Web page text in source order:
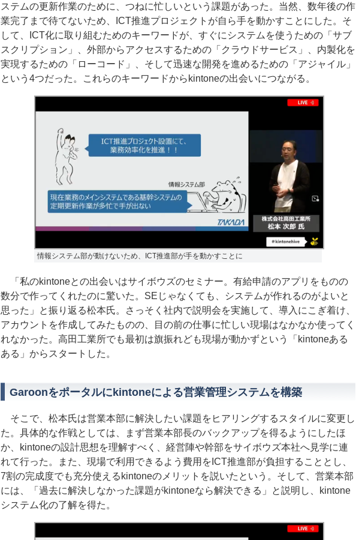
ステムの更新作業のために、つねに忙しいという課題があった。当然、数年後の作
業完了まで待てないため、ICT推進プロジェクトが自ら手を動かすことにした。そ
して、ICT化に取り組むためのキーワードが、すぐにシステムを使うための「サブ
スクリプション」、外部からアクセスするための「クラウドサービス」、内製化を
実現するための「ローコード」、そして迅速な開発を進めるための「アジャイル」
という4つだった。これらのキーワードからkintoneの出会いにつながる。
情報システム部が動けないため、ICT推進部が手を動かすことに
「私のkintoneとの出会いはサイボウズのセミナー。有給申請のアプリをものの
数分で作ってくれたのに驚いた。SEじゃなくても、システムが作れるのがよいと
思った」と振り返る松本氏。さっそく社内で説明会を実施して、導入にこぎ着け、
アカウントを作成してみたものの、目の前の仕事に忙しい現場はなかなか使ってく
れなかった。高田工業所でも最初は旗振れども現場が動かずという「kintoneある
ある」からスタートした。
Garoonをポータルにkintoneによる営業管理システムを構築
そこで、松本氏は営業本部に解決したい課題をヒアリングするスタイルに変更し
た。具体的な作戦としては、まず営業本部長のバックアップを得るようにしたほ
か、kintoneの設計思想を理解すべく、経営陣や幹部をサイボウズ本社へ見学に連
れて行った。また、現場で利用できるよう費用をICT推進部が負担することとし、
7割の完成度でも充分使えるkintoneのメリットを説いたという。そして、営業本部
には、「過去に解決しなかった課題がkintoneなら解決できる」と説明し、kintone
システム化の了解を得た。